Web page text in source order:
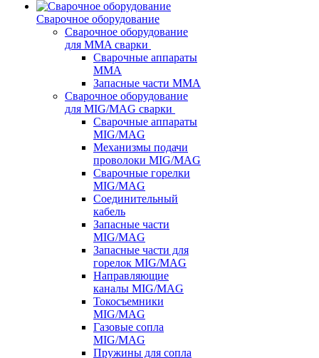
Сварочное оборудование
Сварочное оборудование
для MMA сварки
Сварочные аппараты
MMA
Запасные части MMA
Сварочное оборудование
для MIG/MAG сварки
Сварочные аппараты
MIG/MAG
Механизмы подачи
проволоки MIG/MAG
Сварочные горелки
MIG/MAG
Соединительный
кабель
Запасные части
MIG/MAG
Запасные части для
горелок MIG/MAG
Направляющие
каналы MIG/MAG
Токосъемники
MIG/MAG
Газовые сопла
MIG/MAG
Пружины для сопла